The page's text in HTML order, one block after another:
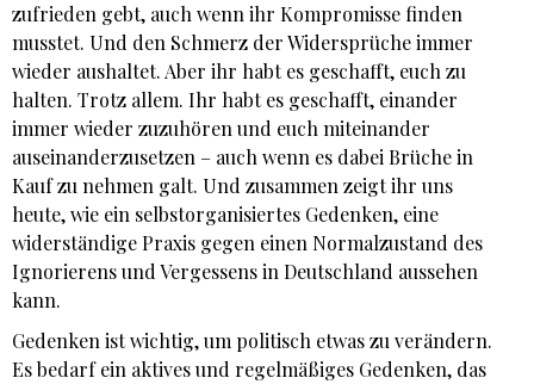
zufrieden gebt, auch wenn ihr Kompromisse finden
musstet. Und den Schmerz der Widersprüche immer
wieder aushaltet. Aber ihr habt es geschafft, euch zu
halten. Trotz allem. Ihr habt es geschafft, einander
immer wieder zuzuhören und euch miteinander
auseinanderzusetzen – auch wenn es dabei Brüche in
Kauf zu nehmen galt. Und zusammen zeigt ihr uns
heute, wie ein selbstorganisiertes Gedenken, eine
widerständige Praxis gegen einen Normalzustand des
Ignorierens und Vergessens in Deutschland aussehen
kann.
Gedenken ist wichtig, um politisch etwas zu verändern.
Es bedarf ein aktives und regelmäßiges Gedenken, das